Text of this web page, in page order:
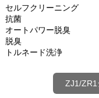
セルフクリーニング
抗菌
オートパワー脱臭
脱臭
トルネード洗浄
ZJ1/ZR1